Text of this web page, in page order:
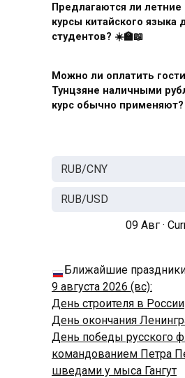
Предлагаются ли
курсы китайского языка
студентов? ☀️🏫📖
Можно ли оплатить
Тунцзяне наличными
курс обычно
RUB/CNY
RUB/USD
09 Авг ·
Ближайшие
9 августа 2026 (вс):
День строителя в России
День окончания
День победы русского
командованием Петра
шведами у мыса Гангут